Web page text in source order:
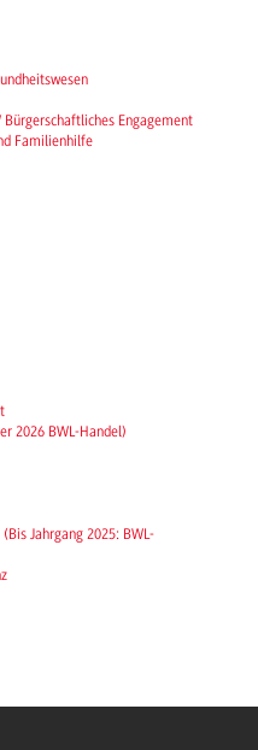
Engagement
Familienhilfe
2026 BWL-Handel)
Jahrgang 2025: BWL-